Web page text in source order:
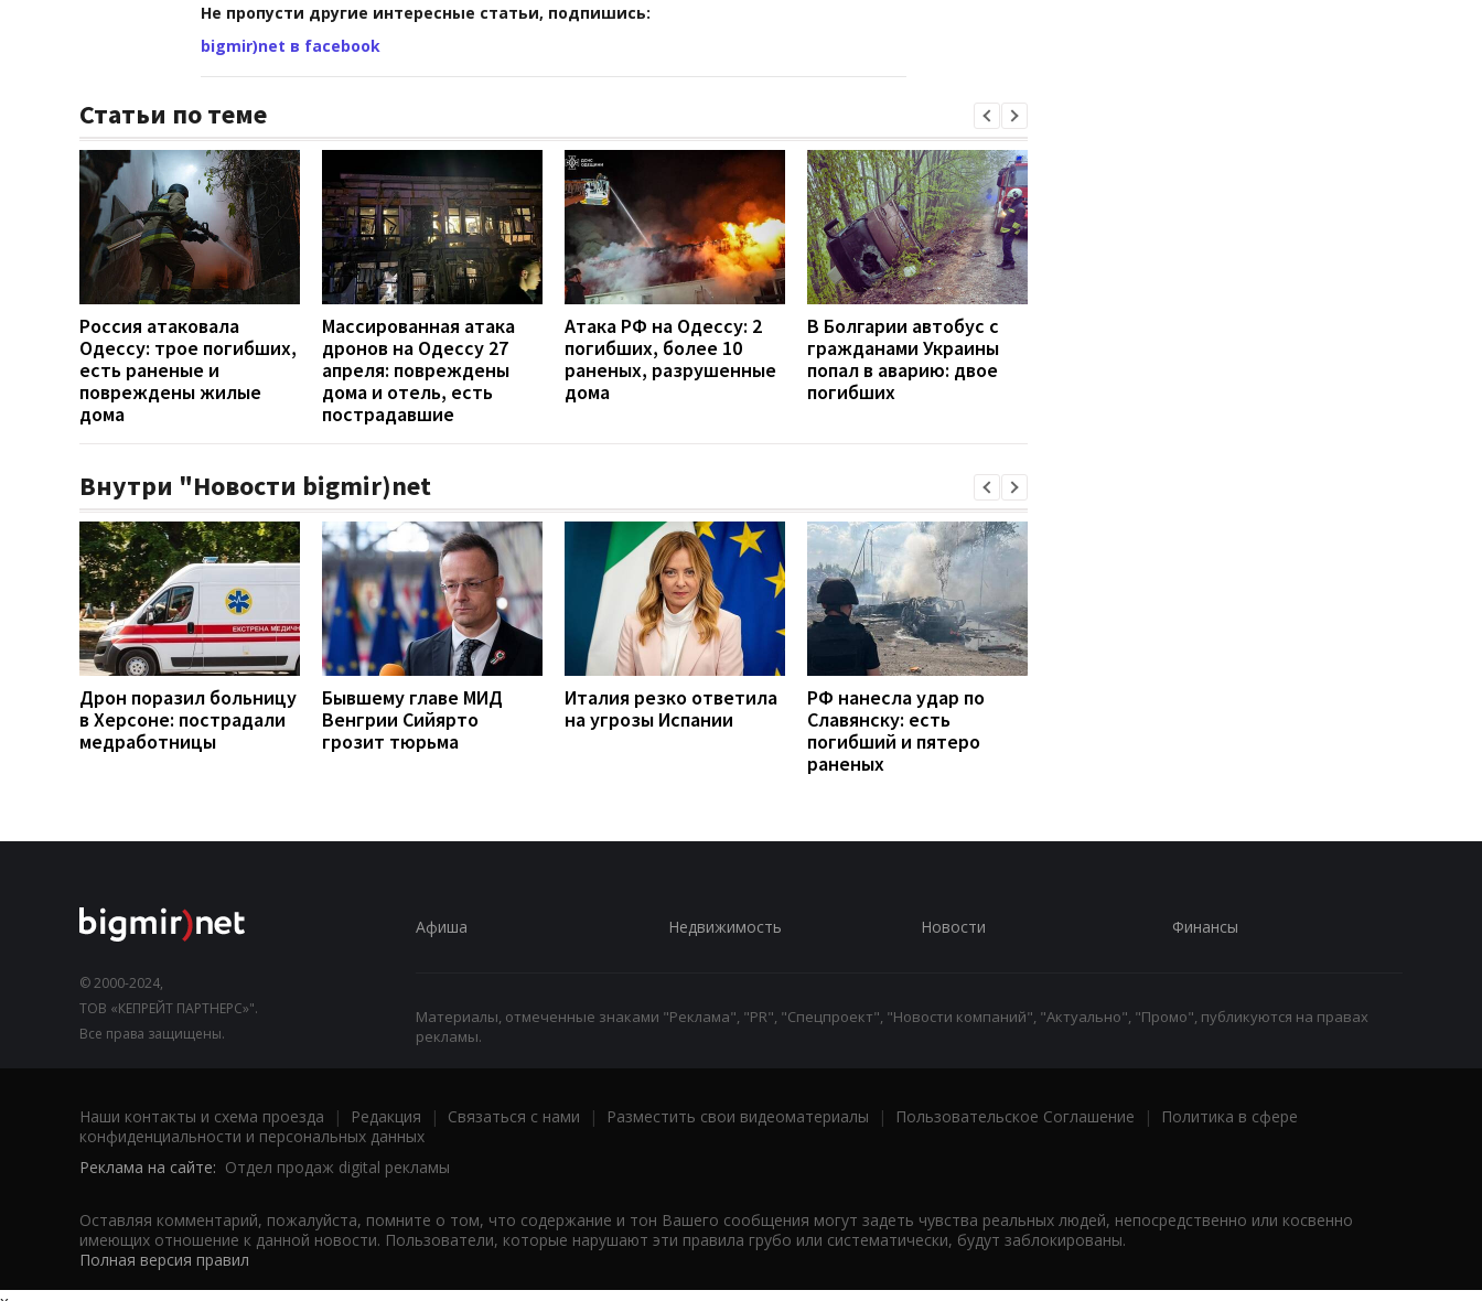
Не пропусти другие интересные статьи, подпишись:
bigmir)net в facebook
Статьи по теме
Россия атаковала
Одессу: трое погибших,
есть раненые и
повреждены жилые
дома
Массированная атака
дронов на Одессу 27
апреля: повреждены
дома и отель, есть
пострадавшие
Атака РФ на Одессу: 2
погибших, более 10
раненых, разрушенные
дома
В Болгарии автобус с
гражданами Украины
попал в аварию: двое
погибших
Внутри "Новости bigmir)net
Дрон поразил больницу
в Херсоне: пострадали
медработницы
Бывшему главе МИД
Венгрии Сийярто
грозит тюрьма
Италия резко ответила
на угрозы Испании
РФ нанесла удар по
Славянску: есть
погибший и пятеро
раненых
© 2000-2024,
ТОВ «КЕПРЕЙТ ПАРТНЕРС»".
Все права защищены.
Афиша Недвижимость Новости Финансы
Материалы, отмеченные знаками "Реклама", "PR", "Спецпроект", "Новости компаний", "Актуально", "Промо", публикуются на правах
рекламы.
Наши контакты и схема проезда | Редакция | Связаться с нами | Разместить свои видеоматериалы | Пользовательское Соглашение |
Политика в сфере
конфиденциальности и персональных данных
Реклама на сайте: Отдел продаж digital рекламы
Оставляя комментарий, пожалуйста, помните о том, что содержание и тон Вашего сообщения могут задеть чувства реальных людей, непосредственно или косвенно
имеющих отношение к данной новости. Пользователи, которые нарушают эти правила грубо или систематически, будут заблокированы.
Полная версия правил